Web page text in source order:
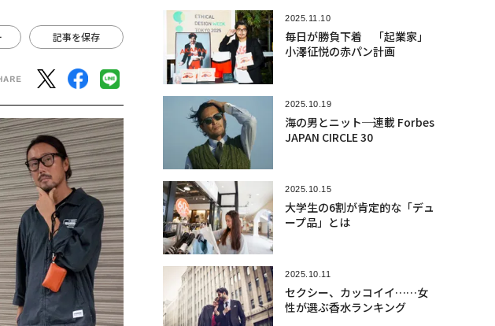
記事を保存
2025.11.10
毎日が勝負下着 「起業家」
小澤征悦の赤パン計画
2025.10.19
海の男とニット─連載 Forbes
JAPAN CIRCLE 30
2025.10.15
大学生の6割が肯定的な「デュ
ープ品」とは
2025.10.11
セクシー、カッコイイ……女
性が選ぶ香水ランキング